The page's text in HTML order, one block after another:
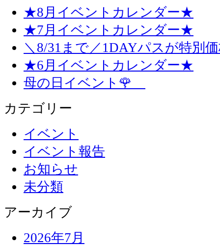
★8月イベントカレンダー★
★7月イベントカレンダー★
＼8/31まで／1DAYパスが特別
★6月イベントカレンダー★
母の日イベント🌹
カテゴリー
イベント
イベント報告
お知らせ
未分類
アーカイブ
2026年7月